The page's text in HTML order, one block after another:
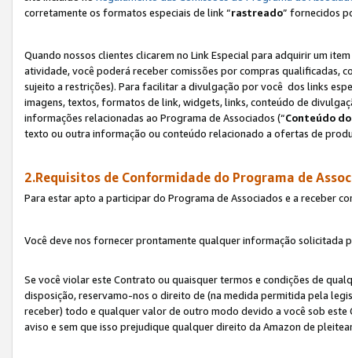
corretamente os formatos especiais de link “rastreado” fornecidos
Quando nossos clientes clicarem no Link Especial para adquirir um
atividade, você poderá receber comissões por compras qualificadas,
sujeito a restrições). Para facilitar a divulgação por você dos links
imagens, textos, formatos de link, widgets, links, conteúdo de
informações relacionadas ao Programa de Associados (“Conteúdo
texto ou outra informação ou conteúdo relacionado a ofertas de
2.Requisitos de Conformidade do Programa de
Para estar apto a participar do Programa de Associados e a receber
Você deve nos fornecer prontamente qualquer informação solicitada
Se você violar este Contrato ou quaisquer termos e condições de
disposição, reservamo-nos o direito de (na medida permitida pela
receber) todo e qualquer valor de outro modo devido a você sob
aviso e sem que isso prejudique qualquer direito da Amazon de